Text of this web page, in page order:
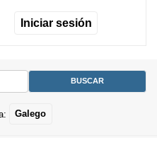
Iniciar sesión
Galego